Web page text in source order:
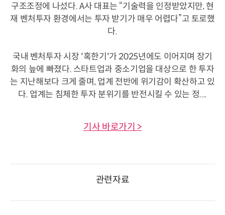
구조조정에 나섰다. A사 대표는 “기술력을 인정받았지만, 현
재 벤처투자 환경에서는 투자 받기가 매우 어렵다”고 토로했
다.
국내 벤처투자 시장 '혹한기'가 2025년에도 이어지며 장기
화의 늪에 빠졌다. 스타트업과 중소기업을 대상으로 한 투자
는 지난해보다 크게 줄며, 업계 전반에 위기감이 확산하고 있
다. 업계는 침체한 투자 분위기를 반전시킬 수 있는 정....
기사 바로가기 >
관련자료